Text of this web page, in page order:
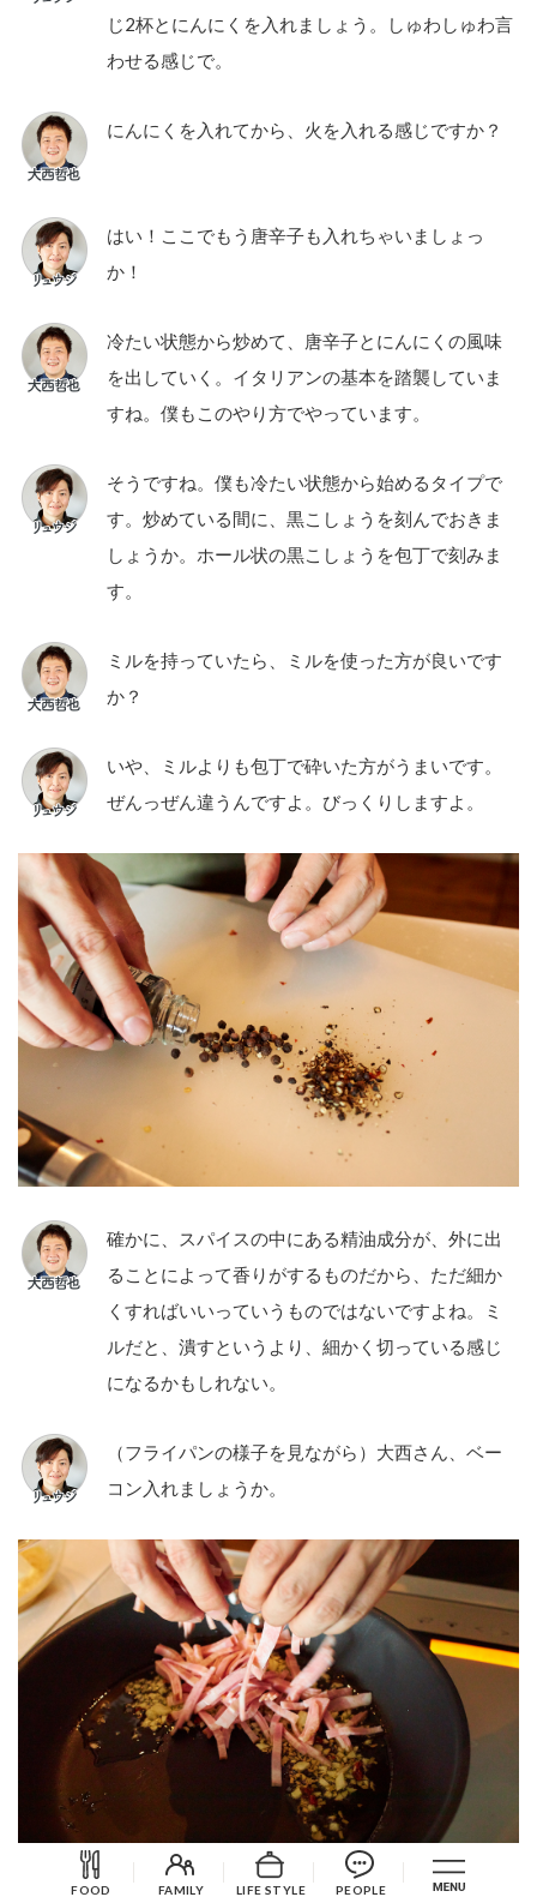
FOOD FAMILY LIFE STYLE PEOPLE
じ2杯とにんにくを入れましょう。しゅわしゅわ言
わせる感じで。
にんにくを入れてから、火を入れる感じですか？
はい！ここでもう唐辛子も入れちゃいましょっ
か！
冷たい状態から炒めて、唐辛子とにんにくの風味
を出していく。イタリアンの基本を踏襲していま
すね。僕もこのやり方でやっています。
そうですね。僕も冷たい状態から始めるタイプで
す。炒めている間に、黒こしょうを刻んでおきま
しょうか。ホール状の黒こしょうを包丁で刻みま
す。
ミルを持っていたら、ミルを使った方が良いです
か？
いや、ミルよりも包丁で砕いた方がうまいです。
ぜんっぜん違うんですよ。びっくりしますよ。
確かに、スパイスの中にある精油成分が、外に出
ることによって香りがするものだから、ただ細か
くすればいいっていうものではないですよね。ミ
ルだと、潰すというより、細かく切っている感じ
になるかもしれない。
（フライパンの様子を見ながら）大西さん、ベー
コン入れましょうか。